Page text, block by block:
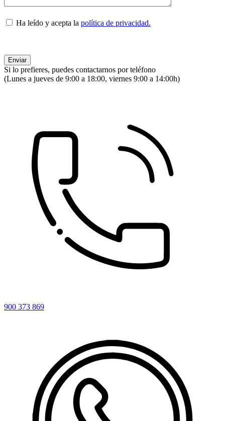
Ha leído y acepta la política de privacidad.
Si lo prefieres, puedes contactarnos por teléfono
(Lunes a jueves de 9:00 a 18:00, viernes 9:00 a 14:00h)
900 373 869